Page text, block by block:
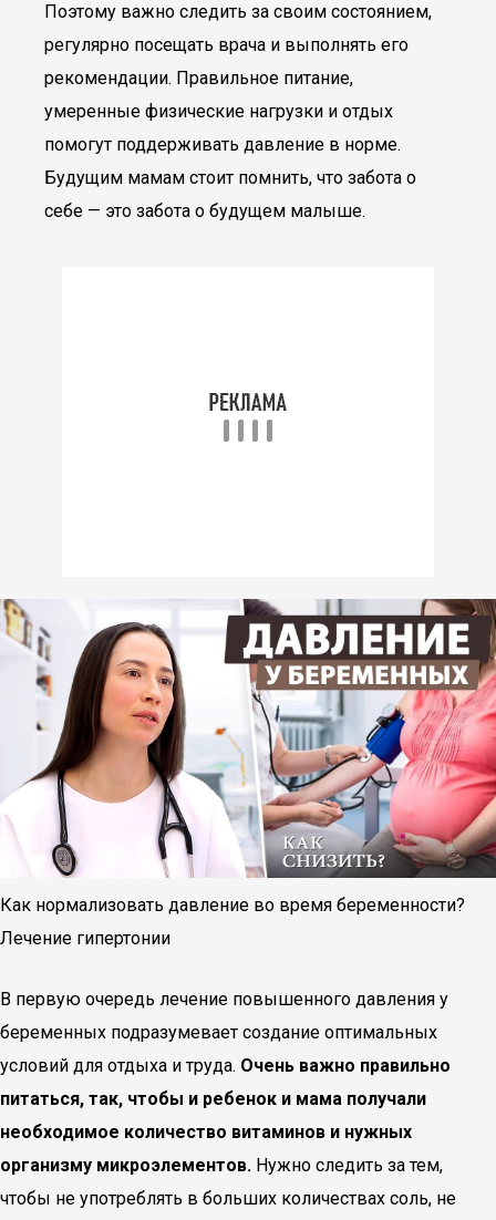
Поэтому важно следить за своим состоянием,
регулярно посещать врача и выполнять его
рекомендации. Правильное питание,
умеренные физические нагрузки и отдых
помогут поддерживать давление в норме.
Будущим мамам стоит помнить, что забота о
себе — это забота о будущем малыше.
Как нормализовать давление во время беременности?
Лечение гипертонии
В первую очередь лечение повышенного давления у
беременных подразумевает создание оптимальных
условий для отдыха и труда. Очень важно правильно
питаться, так, чтобы и ребенок и мама получали
необходимое количество витаминов и нужных
организму микроэлементов. Нужно следить за тем,
чтобы не употреблять в больших количествах соль, не